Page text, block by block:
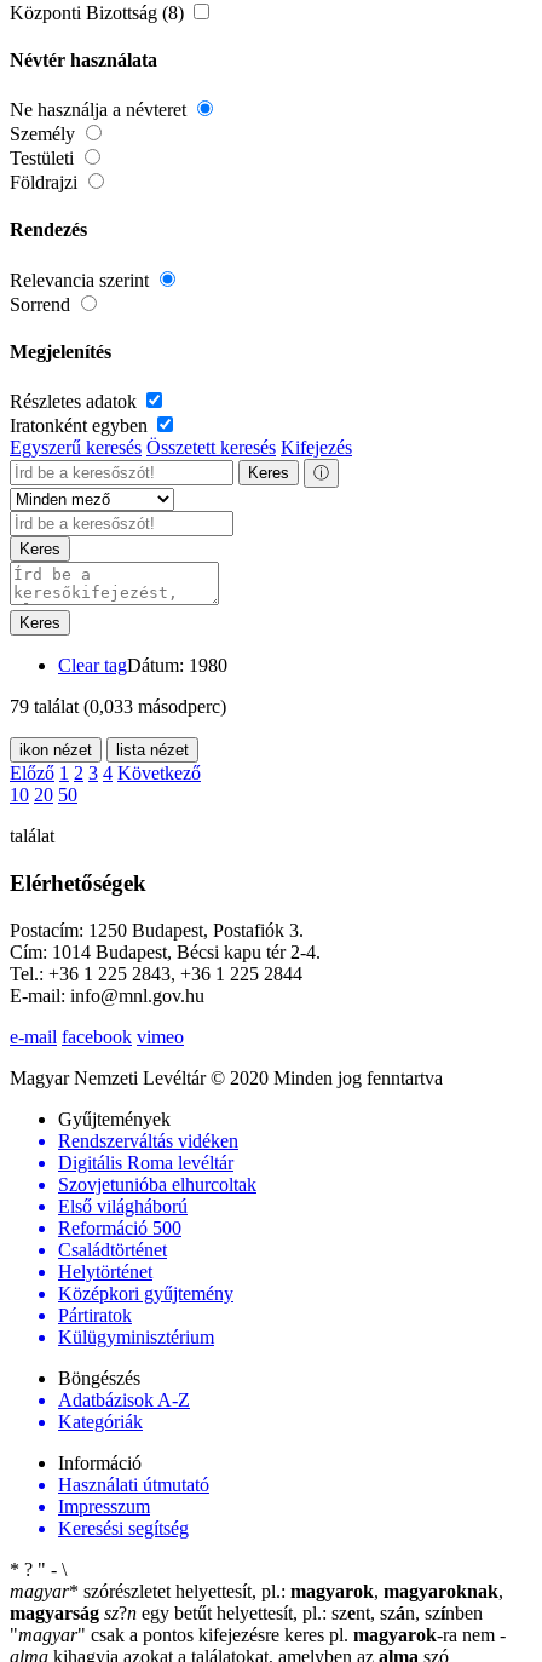
Központi Bizottság (8)
Névtér használata
Ne használja a névteret
Személy
Testületi
Földrajzi
Rendezés
Relevancia szerint
Sorrend
Megjelenítés
Részletes adatok
Iratonként egyben
Egyszerű keresés Összetett keresés Kifejezés
Keres ⓘ
Keres
Keres
Clear tagDátum: 1980
79 találat (0,033 másodperc)
ikon nézet lista nézet
Előző 1 2 3 4 Következő
10 20 50
találat
Elérhetőségek
Postacím: 1250 Budapest, Postafiók 3.
Cím: 1014 Budapest, Bécsi kapu tér 2-4.
Tel.: +36 1 225 2843, +36 1 225 2844
E-mail: info@mnl.gov.hu
e-mail facebook vimeo
Magyar Nemzeti Levéltár © 2020 Minden jog fenntartva
Gyűjtemények
Rendszerváltás vidéken
Digitális Roma levéltár
Szovjetunióba elhurcoltak
Első világháború
Reformáció 500
Családtörténet
Helytörténet
Középkori gyűjtemény
Pártiratok
Külügyminisztérium
Böngészés
Adatbázisok A-Z
Kategóriák
Információ
Használati útmutató
Impresszum
Keresési segítség
* ? " - \
magyar* szórészletet helyettesít, pl.: magyarok, magyaroknak,
magyarság sz?n egy betűt helyettesít, pl.: szent, szán, színben
"magyar" csak a pontos kifejezésre keres pl. magyarok-ra nem -
alma kihagyja azokat a találatokat, amelyben az alma szó